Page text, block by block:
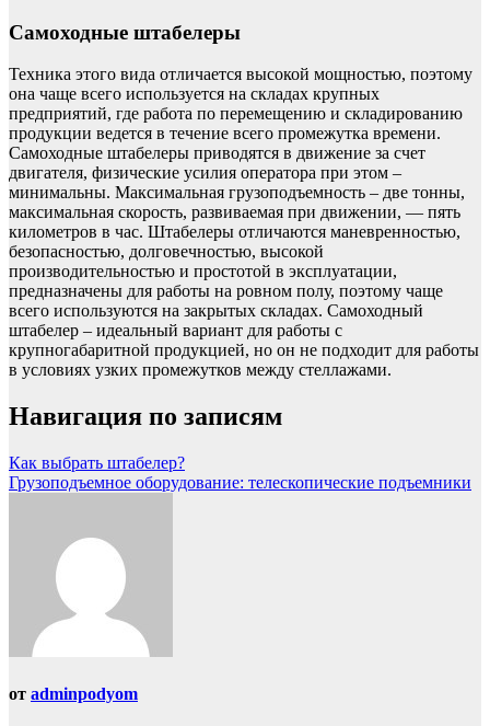
Самоходные штабелеры
Техника этого вида отличается высокой мощностью, поэтому
она чаще всего используется на складах крупных
предприятий, где работа по перемещению и складированию
продукции ведется в течение всего промежутка времени.
Самоходные штабелеры приводятся в движение за счет
двигателя, физические усилия оператора при этом –
минимальны. Максимальная грузоподъемность – две тонны,
максимальная скорость, развиваемая при движении, — пять
километров в час. Штабелеры отличаются маневренностью,
безопасностью, долговечностью, высокой
производительностью и простотой в эксплуатации,
предназначены для работы на ровном полу, поэтому чаще
всего используются на закрытых складах. Самоходный
штабелер – идеальный вариант для работы с
крупногабаритной продукцией, но он не подходит для работы
в условиях узких промежутков между стеллажами.
Навигация по записям
Как выбрать штабелер?
Грузоподъемное оборудование: телескопические подъемники
от adminpodyom